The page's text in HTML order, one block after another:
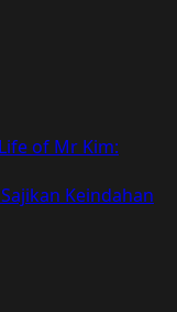
of Mr Kim:
Keindahan